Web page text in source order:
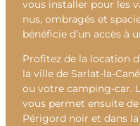
vous installer pour les
nus, ombragés et
bénéficie d’un accès à
Profitez de la location
la ville de Sarlat-la-
ou votre camping-car.
vous permet ensuite
Périgord noir et dans